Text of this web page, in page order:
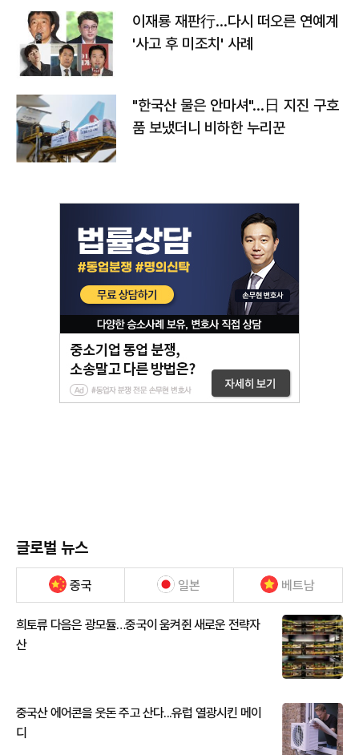
이재룡 재판行…다시 떠오른 연예계
'사고 후 미조치' 사례
"한국산 물은 안마셔"…日 지진 구호
품 보냈더니 비하한 누리꾼
글로벌 뉴스
중국 일본 베트남
희토류 다음은 광모듈…중국이 움켜쥔 새로운 전략자
산
중국산 에어콘을 웃돈 주고 산다...유럽 열광시킨 메이
디